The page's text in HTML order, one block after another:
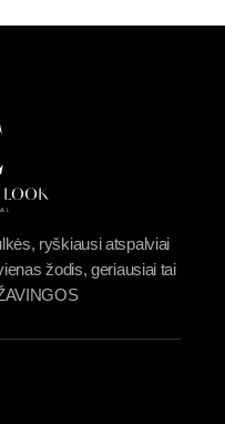
ryškiausi atspalviai
žodis, geriausiai tai